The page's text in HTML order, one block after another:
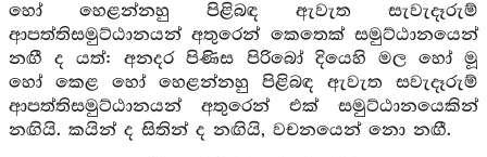
හෝ හෙළන්නහු පිළිබඳ ඇවැත සැවැදෑරුම්
ආපත්තිසමුට්ඨානයන් අතුරෙන් කෙතෙක් සමුට්ඨානයෙන්
නඟී ද යත්: අනදර පිණිස පිරිබෝ දියෙහි මල හෝ මූ
හෝ කෙළ හෝ හෙළන්නහු පිළිබඳ ඇවැත සවැදෑරුම්
ආපත්තිසමුට්ඨානයන් අතුරෙන් එක් සමුට්ඨානයෙකින්
නඟියි. කයින් ද සිතින් ද නඟියි, වචනයෙන් නො නඟී.